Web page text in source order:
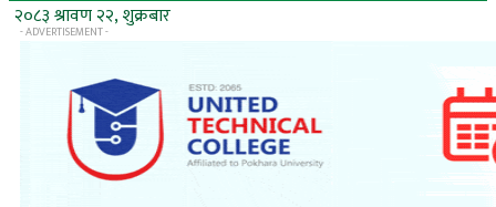
२०८३ श्रावण २२, शुक्रबार
- ADVERTISEMENT -